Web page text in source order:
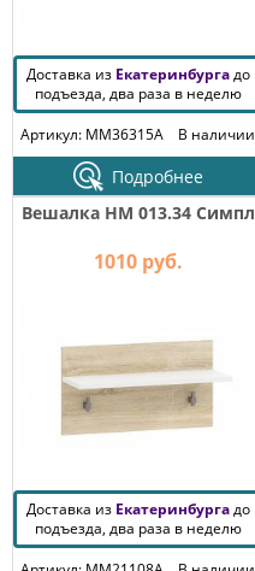
Доставка из Екатеринбургадо
подъезда, два раза в неделю
Артикул: MM36315A
В наличии
Подробнее
Вешалка НМ 013.34 Симпл
1010 руб.
Доставка из Екатеринбургадо
подъезда, два раза в неделю
МЕБЕЛЬ
ДЛЯ
ВАННОЙ
МЕБЕЛЬ-
ТРАНСФОРМЕР
СТОЛЫ
ТУАЛЕТНЫЕ
СТОЛИКИ
ДИВАНЧИКИ
САДОВАЯ
МЕБЕЛЬ